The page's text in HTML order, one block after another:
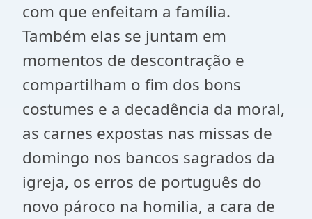
com que enfeitam a família.
Também elas se juntam em
momentos de descontração e
compartilham o fim dos bons
costumes e a decadência da moral,
as carnes expostas nas missas de
domingo nos bancos sagrados da
igreja, os erros de português do
novo pároco na homilia, a cara de